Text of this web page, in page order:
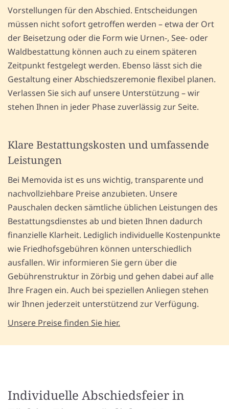
Vorstellungen für den Abschied. Entscheidungen
müssen nicht sofort getroffen werden – etwa der Ort
der Beisetzung oder die Form wie Urnen-, See- oder
Waldbestattung können auch zu einem späteren
Zeitpunkt festgelegt werden. Ebenso lässt sich die
Gestaltung einer Abschiedszeremonie flexibel planen.
Verlassen Sie sich auf unsere Unterstützung – wir
stehen Ihnen in jeder Phase zuverlässig zur Seite.
Klare Bestattungskosten und umfassende
Leistungen
Bei Memovida ist es uns wichtig, transparente und
nachvollziehbare Preise anzubieten. Unsere
Pauschalen decken sämtliche üblichen Leistungen des
Bestattungsdienstes ab und bieten Ihnen dadurch
finanzielle Klarheit. Lediglich individuelle Kostenpunkte
wie Friedhofsgebühren können unterschiedlich
ausfallen. Wir informieren Sie gern über die
Gebührenstruktur in Zörbig und gehen dabei auf alle
Ihre Fragen ein. Auch bei speziellen Anliegen stehen
wir Ihnen jederzeit unterstützend zur Verfügung.
Unsere Preise finden Sie hier.
Individuelle Abschiedsfeier in